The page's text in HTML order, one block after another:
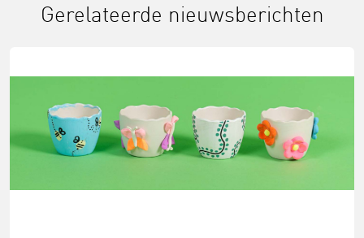
Gerelateerde nieuwsberichten